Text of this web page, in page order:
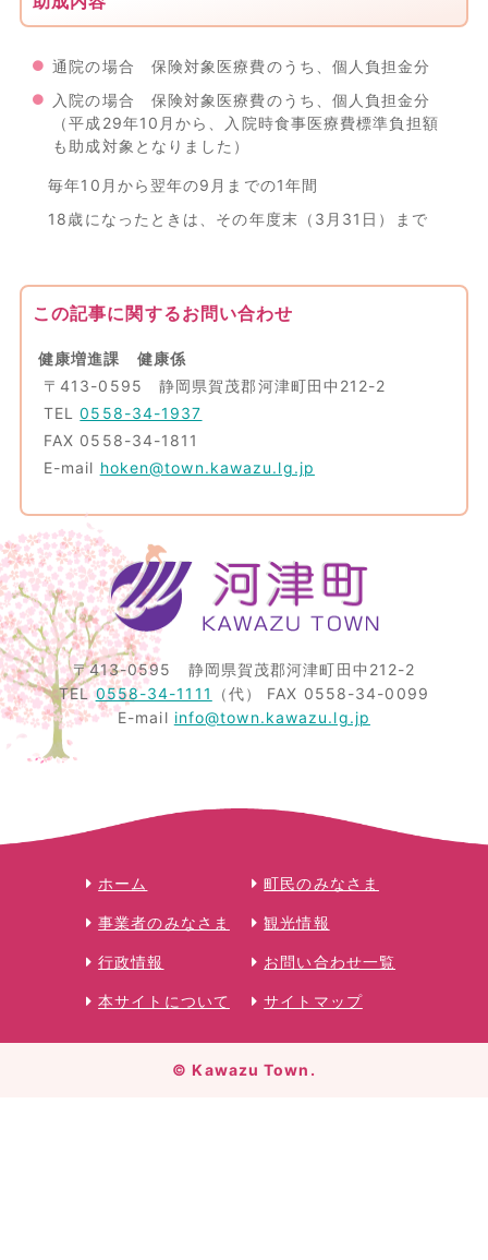
通院の場合 保険対象医療費のうち、個人負担金分
入院の場合 保険対象医療費のうち、個人負担金分
（平成29年10月から、入院時食事医療費標準負担額
も助成対象となりました）
毎年10月から翌年の9月までの1年間
18歳になったときは、その年度末（3月31日）まで
この記事に関するお問い合わせ
健康増進課 健康係
〒413-0595 静岡県賀茂郡河津町田中212-2
TEL0558-34-1937
FAX 0558-34-1811
E-mail hoken@town.kawazu.lg.jp
〒413-0595 静岡県賀茂郡河津町田中212-2
TEL0558-34-1111 （代） FAX 0558-34-0099
E-mail info@town.kawazu.lg.jp
ホーム 町民のみなさま
事業者のみなさま 観光情報
行政情報 お問い合わせ一覧
本サイトについて サイトマップ
© Kawazu Town.